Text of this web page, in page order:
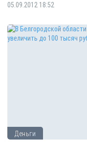
05.09.2012 18:52
Деньги